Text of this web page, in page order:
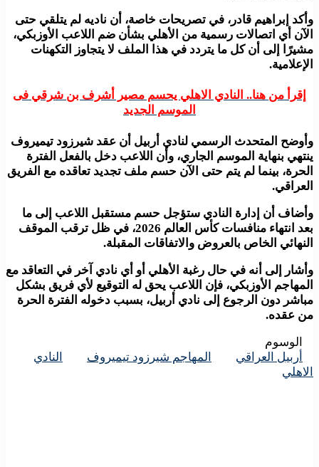
وأكد إبراهيم قادر، في تصريحات خاصة، أن ناديه لم يتلقي حتى
الآن أي اتصالات رسمية من الأهلي بشأن ضم اللاعب الأوزبكي،
مشيرًا إلى أن كل ما يتردد في هذا الملف لا يتجاوز التكهنات
الإعلامية.
إقرأ من هنا.. النادي الاهلي يحسم مصير أشرف بن شرقي فى
الموسم الجديد
وأوضح المتحدث الرسمي لنادي أربيل أن عقد شيرزود تيميروف
ينتهي بنهاية الموسم الجاري، وأن اللاعب دخل بالفعل الفترة
الحرة، بينما لم يتم حتى الآن حسم ملف تجديد تعاقده مع الفريق
العراقي.
وأضاف أن إدارة النادي ستؤجل حسم مستقبل اللاعب إلى ما
بعد انتهاء منافسات كأس العالم 2026، في ظل ترقب الموقف
النهائي الخاص بالعروض والاتفاقات المقبلة.
وأشار إلى أنه في حال رغبة الأهلي أو أي نادي آخر في التعاقد مع
المهاجم الأوزبكي، فإن اللاعب يحق له التوقيع لأي فريق بشكل
مباشر دون الرجوع إلى نادي أربيل، بسبب دخوله الفترة الحرة
من عقده.
الوسوم
أربيل العراقي
المهاجم شيرزود تيميروف
النادي
الاهلي